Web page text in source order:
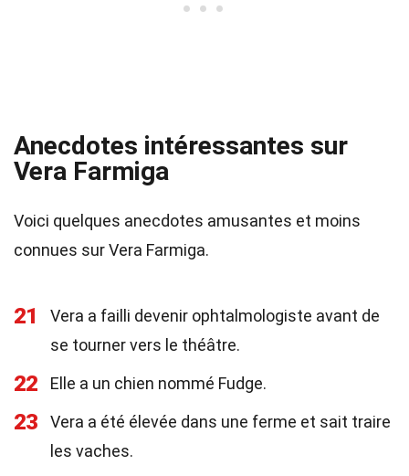
Anecdotes intéressantes sur
Vera Farmiga
Voici quelques anecdotes amusantes et moins
connues sur Vera Farmiga.
21
Vera a failli devenir ophtalmologiste avant de
se tourner vers le théâtre.
22 Elle a un chien nommé Fudge.
23
Vera a été élevée dans une ferme et sait traire
les vaches.